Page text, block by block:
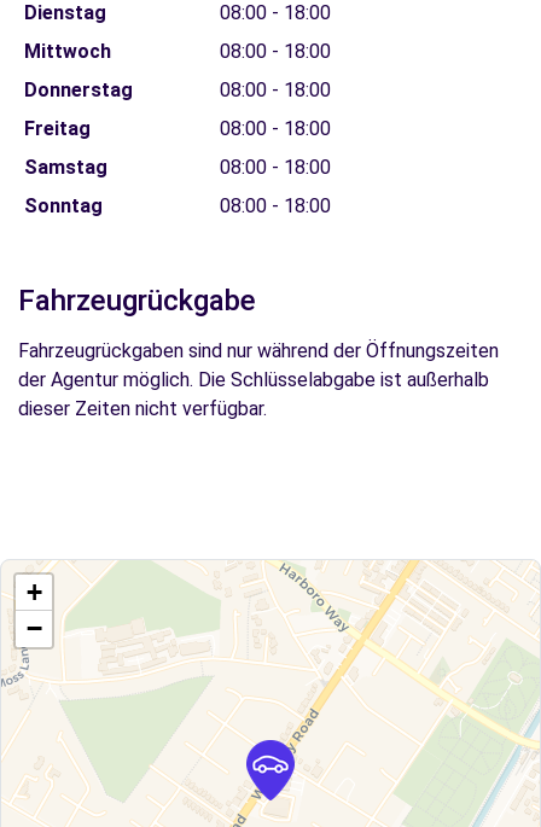
Dienstag
08:00 - 18:00
Mittwoch
08:00 - 18:00
Donnerstag
08:00 - 18:00
Freitag
08:00 - 18:00
Samstag
08:00 - 18:00
Sonntag
08:00 - 18:00
Fahrzeugrückgabe
Fahrzeugrückgaben sind nur während der Öffnungszeiten
der Agentur möglich. Die Schlüsselabgabe ist außerhalb
dieser Zeiten nicht verfügbar.
+
−